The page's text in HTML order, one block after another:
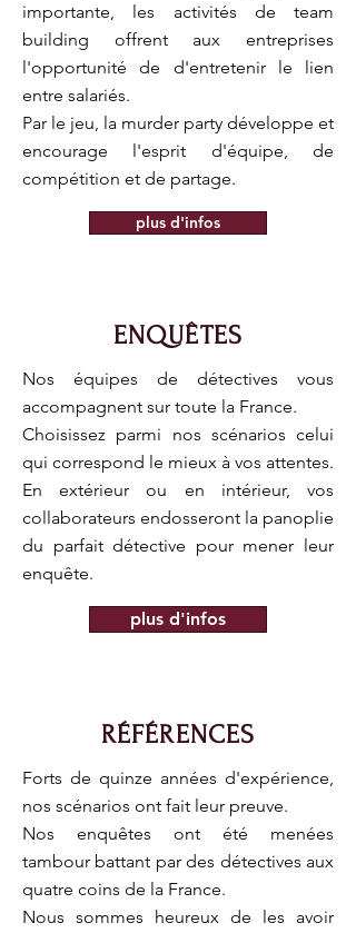
importante, les activités de team
building offrent aux entreprises
l'opportunité de d'entretenir le lien
entre salariés.
Par le jeu, la murder party développe et
encourage l'esprit d'équipe, de
compétition et de partage.
plus d'infos
ENQUÊTES
Nos équipes de détectives vous
accompagnent sur toute la France.
Choisissez parmi nos scénarios celui
qui correspond le mieux à vos attentes.
En extérieur ou en intérieur, vos
collaborateurs endosseront la panoplie
du parfait détective pour mener leur
enquête.
plus d'infos
RÉFÉRENCES
Forts de quinze années d'expérience,
nos scénarios ont fait leur preuve.
Nos enquêtes ont été menées
tambour battant par des détectives aux
quatre coins de la France.
Nous sommes heureux de les avoir